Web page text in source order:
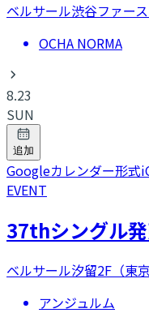
ベルサール渋谷ファース
OCHA NORMA
8.23
SUN
追加
Googleカレンダー形式
EVENT
37thシングル
ベルサール汐留2F（東京
アンジュルム